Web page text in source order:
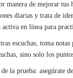
manera de mejorar tus
diarias y trata de
activa en línea para
escuchas, toma
sino solo los
la prueba: asegúrate